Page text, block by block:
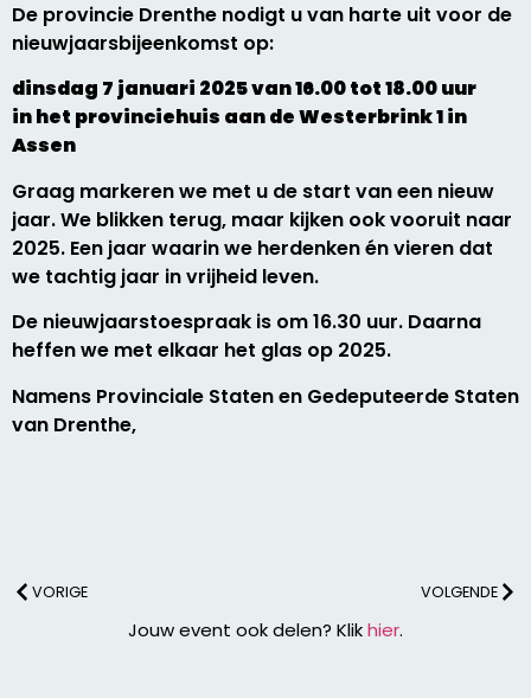
De provincie Drenthe nodigt u van harte uit voor de
nieuwjaarsbijeenkomst op:
dinsdag 7 januari 2025 van 16.00 tot 18.00 uur
in het provinciehuis aan de Westerbrink 1 in
Assen
Graag markeren we met u de start van een nieuw
jaar. We blikken terug, maar kijken ook vooruit naar
2025. Een jaar waarin we herdenken én vieren dat
we tachtig jaar in vrijheid leven.
De nieuwjaarstoespraak is om 16.30 uur. Daarna
heffen we met elkaar het glas op 2025.
Namens Provinciale Staten en Gedeputeerde Staten
van Drenthe,
VORIGE VOLGENDE
Jouw event ook delen? Klikhier.